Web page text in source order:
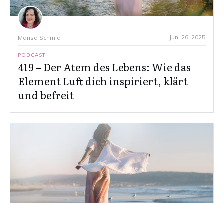
Marisa Schmid Juni 26, 2025
PODCAST
419 – Der Atem des Lebens: Wie das
Element Luft dich inspiriert, klärt
und befreit